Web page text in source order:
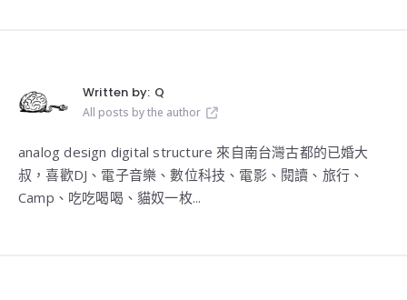
Written by: Q
All posts by the author
analog design digital structure 來自南台灣古都的已婚大
叔，喜歡DJ、電子音樂、數位科技、電影、閱讀、旅行、
Camp、吃吃喝喝、貓奴一枚...